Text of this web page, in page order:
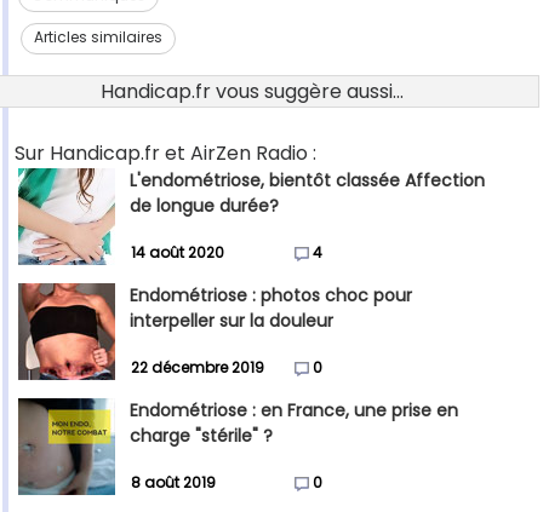
Articles similaires
Handicap.fr vous suggère aussi...
Sur Handicap.fr et AirZen Radio :
L'endométriose, bientôt classée Affection
de longue durée?
14 août 2020 4
Endométriose : photos choc pour
interpeller sur la douleur
22 décembre 2019 0
Endométriose : en France, une prise en
charge "stérile" ?
8 août 2019 0